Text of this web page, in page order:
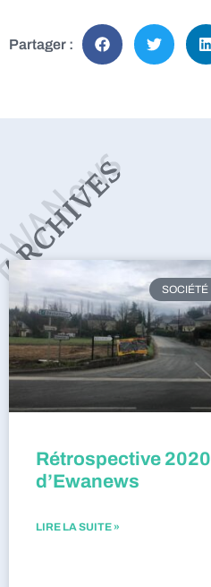
Partager :
SOCIÉTÉ
Rétrospective 2020
d’Ewanews
LIRE LA SUITE »